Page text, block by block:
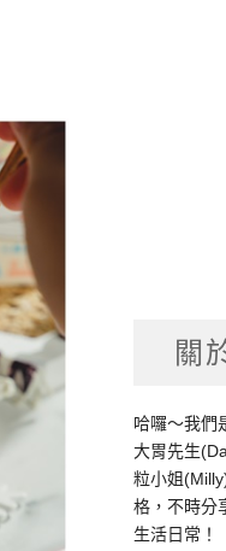
關
哈囉～我們
大胃先生
粒小姐
格，不時分
生活日常！